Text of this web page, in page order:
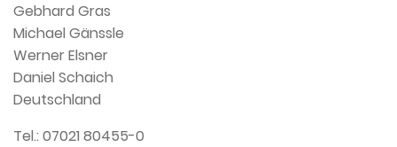
Gebhard Gras
Michael Gänssle
Werner Elsner
Daniel Schaich
Deutschland
Tel.: 07021 80455-0